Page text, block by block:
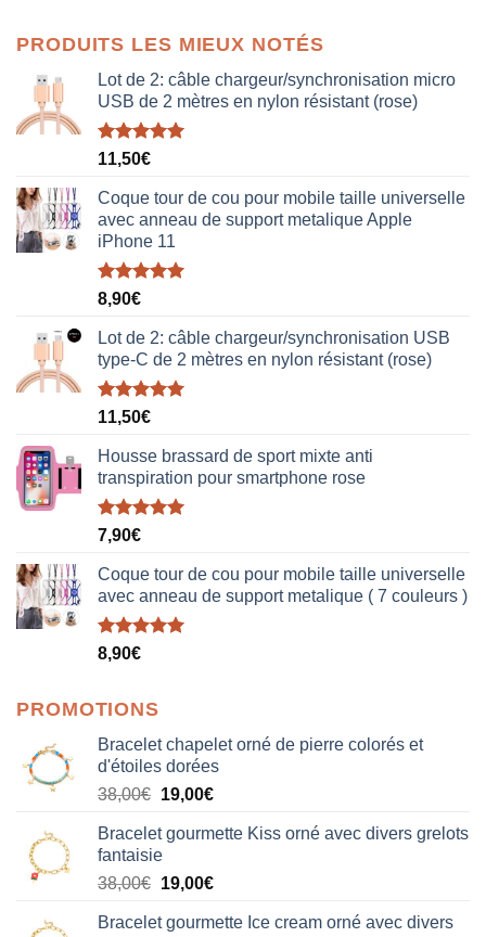
était :
38,00€.
est :
19,00€.
PRODUITS LES MIEUX NOTÉS
Lot de 2: câble chargeur/synchronisation micro
USB de 2 mètres en nylon résistant (rose)
Note5.00
sur 5
11,50€
Coque tour de cou pour mobile taille universelle
avec anneau de support metalique Apple
iPhone 11
Note5.00
sur 5
8,90€
Lot de 2: câble chargeur/synchronisation USB
type-C de 2 mètres en nylon résistant (rose)
Note5.00
sur 5
11,50€
Housse brassard de sport mixte anti
transpiration pour smartphone rose
Note5.00
sur 5
7,90€
Coque tour de cou pour mobile taille universelle
avec anneau de support metalique ( 7 couleurs )
Note5.00
sur 5
8,90€
PROMOTIONS
Bracelet chapelet orné de pierre colorés et
d'étoiles dorées
38,00€ Le
initial
était :
38,00€.
19,00€Le
actuel
19,00€.
Bracelet gourmette Kiss orné avec divers grelots
fantaisie
38,00€ Le
initial
19,00€Le
actuel
Bracelet gourmette Ice cream orné avec divers